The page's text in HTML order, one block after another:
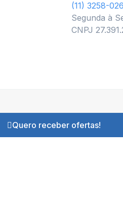
(11) 3258-
Segunda à
CNPJ
Quero receber ofertas!